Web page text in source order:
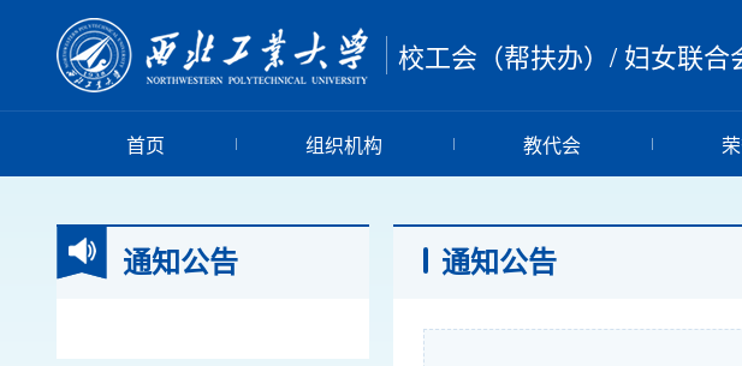
校工会（帮扶办） / 妇女联合
首页 组织机构 教代会
通知公告 通知公告